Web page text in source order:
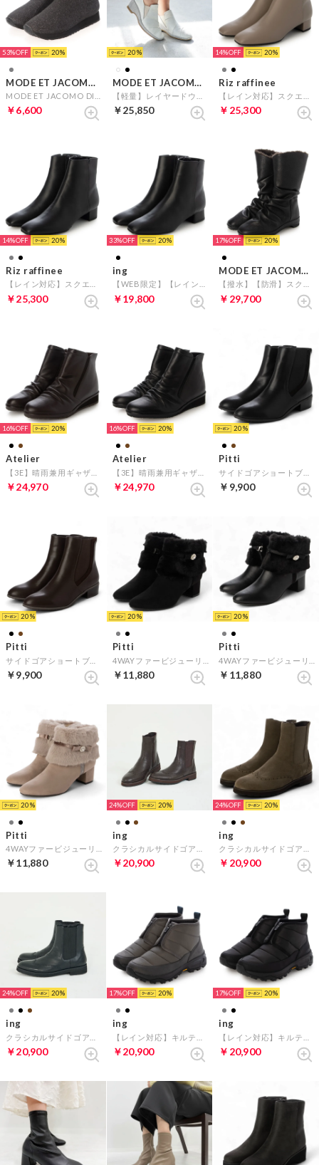
53% 20
MODE ET JACOMO D'ICI
￥6,600
20
MODE ET JACOMO D'ICI
￥25,850
14% 20
Riz raffinee
￥25,300
14% 20
Riz raffinee
￥25,300
33% 20
ing
￥19,800
17% 20
MODE ET JACOMO D'ICI
￥29,700
16% 20
Atelier
￥24,970
16% 20
Atelier
￥24,970
20
Pitti
￥9,900
20
Pitti
￥9,900
20
Pitti
￥11,880
20
Pitti
￥11,880
20
Pitti
￥11,880
24% 20
ing
￥20,900
24% 20
ing
￥20,900
24% 20
ing
￥20,900
17% 20
ing
￥20,900
17% 20
ing
￥20,900